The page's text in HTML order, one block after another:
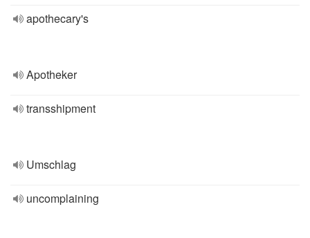
apothecary's
Apotheker
transshipment
Umschlag
uncomplaining